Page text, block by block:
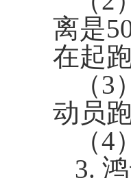
离是
在起
（3
动员
（4
3.